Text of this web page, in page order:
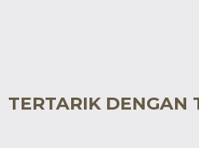
TERTARIK DENGAN